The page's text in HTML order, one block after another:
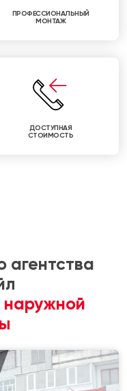
ПРОФЕССИОНАЛЬНЫЙ
МОНТАЖ
ДОСТУПНАЯ
СТОИМОСТЬ
агентства
наружной